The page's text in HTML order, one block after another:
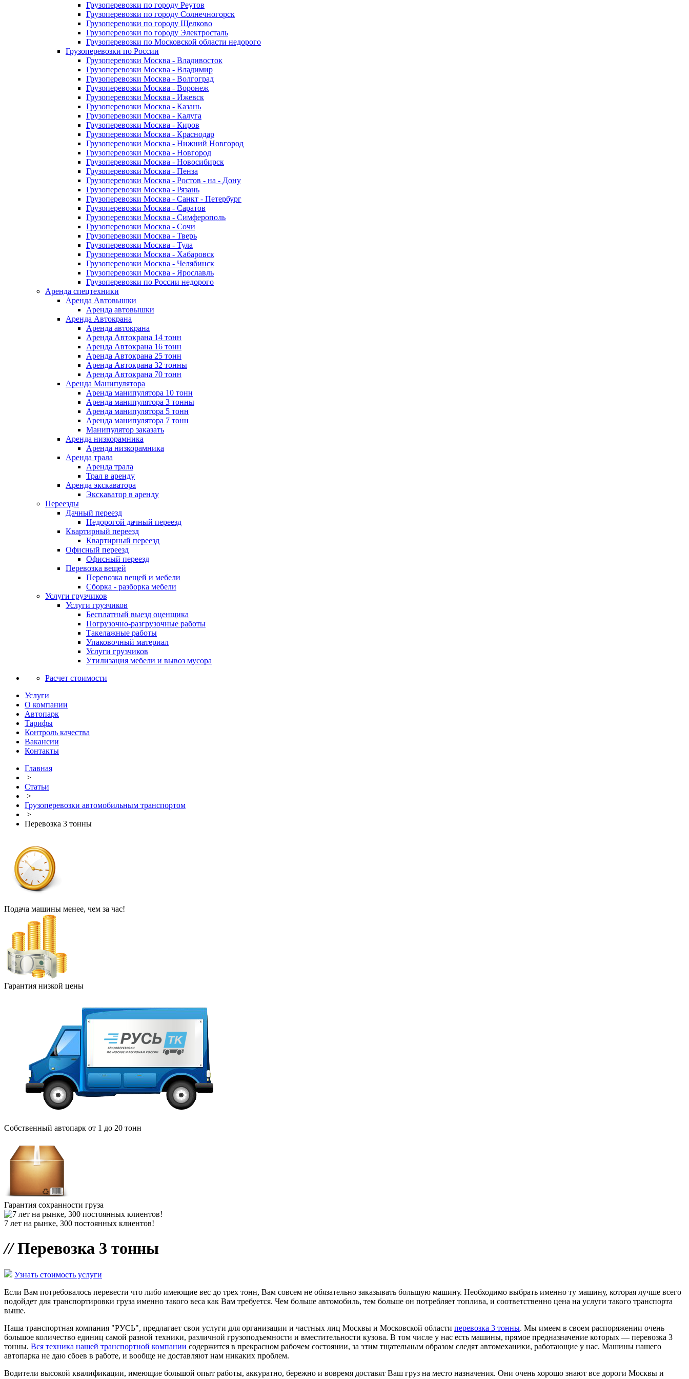
Грузоперевозки по городу Реутов
Грузоперевозки по городу Солнечногорск
Грузоперевозки по городу Щелково
Грузоперевозки по городу Электросталь
Грузоперевозки по Московской области недорого
Грузоперевозки по России
Грузоперевозки Москва - Владивосток
Грузоперевозки Москва - Владимир
Грузоперевозки Москва - Волгоград
Грузоперевозки Москва - Воронеж
Грузоперевозки Москва - Ижевск
Грузоперевозки Москва - Казань
Грузоперевозки Москва - Калуга
Грузоперевозки Москва - Киров
Грузоперевозки Москва - Краснодар
Грузоперевозки Москва - Нижний Новгород
Грузоперевозки Москва - Новгород
Грузоперевозки Москва - Новосибирск
Грузоперевозки Москва - Пенза
Грузоперевозки Москва - Ростов - на - Дону
Грузоперевозки Москва - Рязань
Грузоперевозки Москва - Санкт - Петербург
Грузоперевозки Москва - Саратов
Грузоперевозки Москва - Симферополь
Грузоперевозки Москва - Сочи
Грузоперевозки Москва - Тверь
Грузоперевозки Москва - Тула
Грузоперевозки Москва - Хабаровск
Грузоперевозки Москва - Челябинск
Грузоперевозки Москва - Ярославль
Грузоперевозки по России недорого
Аренда спецтехники
Аренда Автовышки
Аренда автовышки
Аренда Автокрана
Аренда автокрана
Аренда Автокрана 14 тонн
Аренда Автокрана 16 тонн
Аренда Автокрана 25 тонн
Аренда Автокрана 32 тонны
Аренда Автокрана 70 тонн
Аренда Манипулятора
Аренда манипулятора 10 тонн
Аренда манипулятора 3 тонны
Аренда манипулятора 5 тонн
Аренда манипулятора 7 тонн
Манипулятор заказать
Аренда низкорамника
Аренда низкорамника
Аренда трала
Аренда трала
Трал в аренду
Аренда экскаватора
Экскаватор в аренду
Переезды
Дачный переезд
Недорогой дачный переезд
Квартирный переезд
Квартирный переезд
Офисный переезд
Офисный переезд
Перевозка вещей
Перевозка вещей и мебели
Сборка - разборка мебели
Услуги грузчиков
Услуги грузчиков
Бесплатный выезд оценщика
Погрузочно-разгрузочные работы
Такелажные работы
Упаковочный материал
Услуги грузчиков
Утилизация мебели и вывоз мусора
Расчет стоимости
Услуги
О компании
Автопарк
Тарифы
Контроль качества
Вакансии
Контакты
Главная
>
Статьи
>
Грузоперевозки автомобильным транспортом
>
Перевозка 3 тонны
Подача машины менее, чем за час!
Гарантия низкой цены
Собственный автопарк от 1 до 20 тонн
Гарантия сохранности груза
7 лет на рынке, 300 постоянных клиентов!
//Перевозка 3 тонны
Узнать стоимость услуги
Если Вам потребовалось перевести что либо имеющие вес до трех тонн, Вам совсем не обязательно заказывать большую машину. Необходимо выбрать именно ту машину, которая лучше всего
подойдет для транспортировки груза именно такого веса как Вам требуется. Чем больше автомобиль, тем больше он потребляет топлива, и соответственно цена на услуги такого транспорта
выше.
Наша транспортная компания "РУСЬ", предлагает свои услуги для организации и частных лиц Москвы и Московской области перевозка 3 тонны. Мы имеем в своем распоряжении очень
большое количество единиц самой разной техники, различной грузоподъемности и вместительности кузова. В том числе у нас есть машины, прямое предназначение которых — перевозка 3
тонны. Вся техника нашей транспортной компании содержится в прекрасном рабочем состоянии, за этим тщательным образом следят автомеханики, работающие у нас. Машины нашего
автопарка не даю сбоев в работе, и вообще не доставляют нам никаких проблем.
Водители высокой квалификации, имеющие большой опыт работы, аккуратно, бережно и вовремя доставят Ваш груз на место назначения. Они очень хорошо знают все дороги Москвы и